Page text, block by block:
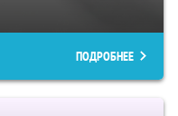
ПОДРОБНЕЕ